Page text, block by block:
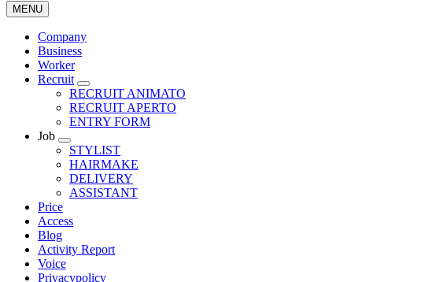
MENU
Company
Business
Worker
Recruit
RECRUIT ANIMATO
RECRUIT APERTO
ENTRY FORM
Job
STYLIST
HAIRMAKE
DELIVERY
ASSISTANT
Price
Access
Blog
Activity Report
Voice
Privacypolicy